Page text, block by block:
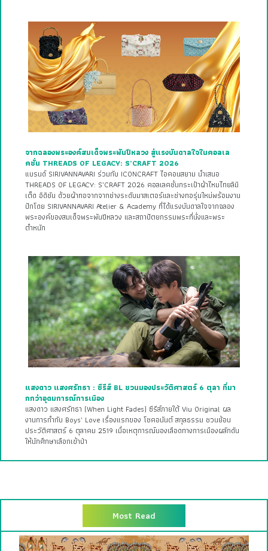
จากฉลองพระองค์สมเด็จพระพันปีหลวง สู่แรงบันดาลใจในคอลเล
คชั่น THREADS OF LEGACY: S’CRAFT 2026
แบรนด์ SIRIVANNAVARI ร่วมกับ ICONCRAFT ไอคอนสยาม นำเสนอ
THREADS OF LEGACY: S’CRAFT 2026 คอลเลคชั่นกระเป๋าผ้าไหมไทยลิมิ
เต็ด อิดิชัน ด้วยผ้าทอจากจากช่างระดับมาสเตอร์และช่างทอรุ่นใหม่พร้อมงาน
ปักโดย SIRIVANNAVARI Atelier & Academy ที่ได้แรงบันดาลใจจากฉลอง
พระองค์ของสมเด็จพระพันปีหลวง และสถาปัตยกรรมพระที่นั่งและพระ
ตำหนัก
แสงดาว แสงศรัทธา : ซีรีส์ BL ชวนมองประวัติศาสตร์ 6 ตุลา ที่มา
กกว่าอุดมการณ์การเมือง
แสงดาว แสงศรัทธา (When Light Fades) ซีรีส์ภายใต้ Viu Original ผล
งานการกำกับ Boys’ Love เรื่องแรกของ โชคอนันต์ สกุลธรรม ชวนย้อน
ประวัติศาสตร์ 6 ตุลาคม 2519 เมื่อเหตุการณ์นองเลือดทางการเมืองผลักดัน
ให้นักศึกษาเลือกเข้าป่า
Most Read